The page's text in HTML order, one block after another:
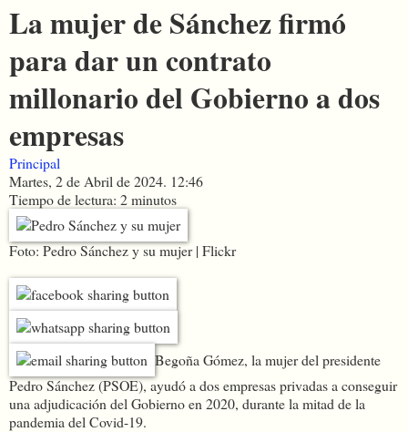
La mujer de Sánchez firmó
para dar un contrato
millonario del Gobierno a dos
empresas
Principal
Martes, 2 de Abril de 2024. 12:46
Tiempo de lectura: 2 minutos
Foto: Pedro Sánchez y su mujer | Flickr
Begoña Gómez, la mujer del presidente
Pedro Sánchez (PSOE), ayudó a dos empresas privadas a conseguir
una adjudicación del Gobierno en 2020, durante la mitad de la
pandemia del Covid-19.